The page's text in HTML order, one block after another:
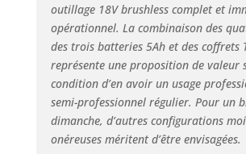
PROFONDEUR DE COUPE
EXCEPTIONNELLE : La
DCG405 offre une
de coupe excellente,
pour les tâches nécessitant
précision et efficacité,
notamment lors du travail
des matériaux nécessitant
coupes plus profondes.
outillage 18V brushless complet et
opérationnel. La combinaison des
des trois batteries 5Ah et des coffrets
représente une proposition de valeur
condition d’en avoir un usage
semi-professionnel régulier. Pour un
dimanche, d’autres configurations
onéreuses méritent d’être envisagées.